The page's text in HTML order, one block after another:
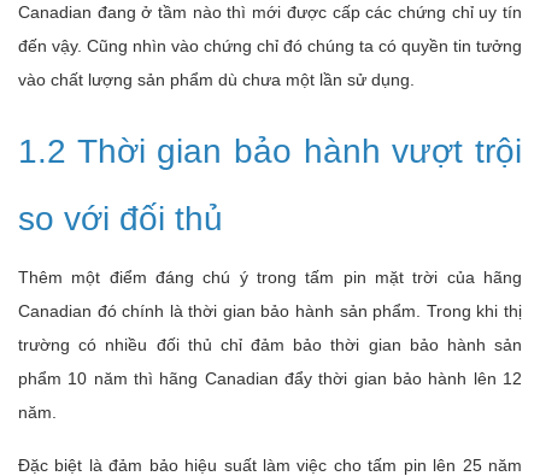
Canadian đang ở tầm nào thì mới được cấp các chứng chỉ uy tín
đến vậy. Cũng nhìn vào chứng chỉ đó chúng ta có quyền tin tưởng
vào chất lượng sản phẩm dù chưa một lần sử dụng.
1.2 Thời gian bảo hành vượt trội
so với đối thủ
Thêm một điểm đáng chú ý trong tấm pin mặt trời của hãng
Canadian đó chính là thời gian bảo hành sản phẩm. Trong khi thị
trường có nhiều đối thủ chỉ đảm bảo thời gian bảo hành sản
phẩm 10 năm thì hãng Canadian đẩy thời gian bảo hành lên 12
năm.
Đặc biệt là đảm bảo hiệu suất làm việc cho tấm pin lên 25 năm